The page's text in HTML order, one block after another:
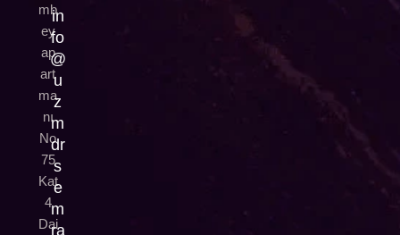
mb
ey
ap
art
ma
nı
No
75
Kat
4
Dai
in
fo
@
u
z
m
dr
s
e
m
ra